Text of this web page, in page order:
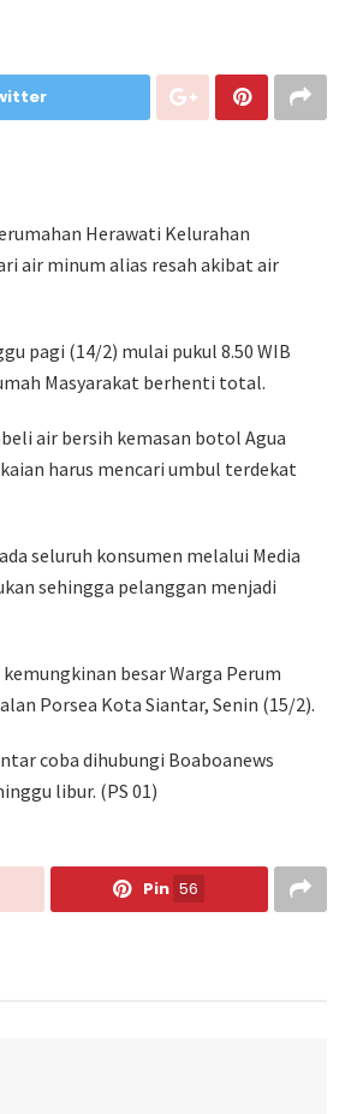
Herawati Kelurahan
air minum alias resah akibat air
pagi (14/2) mulai pukul 8.50 WIB
Masyarakat berhenti total.
air bersih kemasan botol Agua
harus mencari umbul terdekat
seluruh konsumen melalui Media
sehingga pelanggan menjadi
besar Warga Perum
Porsea Kota Siantar, Senin (15/2).
coba dihubungi Boaboanews
libur. (PS 01)
Pin 56